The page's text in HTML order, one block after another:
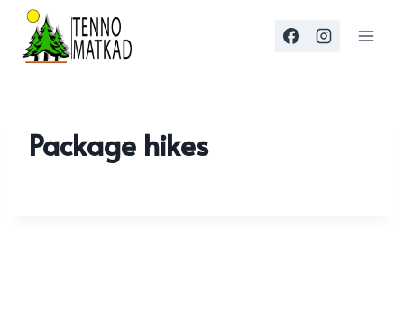
Skip
content
Package hikes